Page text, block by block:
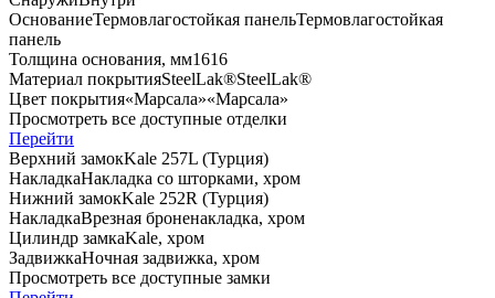
ОснованиеТермовлагостойкая панельТермовлагостойкая
панель
Толщина основания, мм1616
Материал покрытияSteelLak®SteelLak®
Цвет покрытия«Марсала»«Марсала»
Просмотреть все доступные отделки
Перейти
Верхний замокKale 257L (Турция)
НакладкаНакладка со шторками, хром
Нижний замокKale 252R (Турция)
НакладкаВрезная броненакладка, хром
Цилиндр замкаKale, хром
ЗадвижкаНочная задвижка, хром
Просмотреть все доступные замки